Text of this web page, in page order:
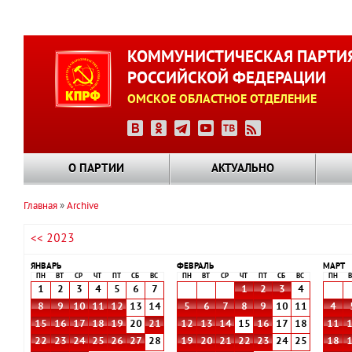
КОММУНИСТИЧЕСКАЯ
РОССИЙСКОЙ ФЕДЕРАЦИИ
ОМСКОЕ ОБЛАСТНОЕ ОТДЕЛЕНИЕ
О ПАРТИИ АКТУАЛЬНО
навигации
Главная Archive
<< 2023
ЯНВАРЬ
ПН ВТ СР ЧТ СБ ВС
1 2 3 4 5 6
7
8
9 10 11 12 13
14
15
16 17 18 19 20
21
22
23 24 25 26 27
28
ФЕВРАЛЬ
ПН ВТ СР ЧТ СБ ВС
1 2 3
4
5
6 7 8 9 10
11
12
13 14 15 16 17
18
19
20 21 22 23 24
25
МАРТ
ПН
4
11
18